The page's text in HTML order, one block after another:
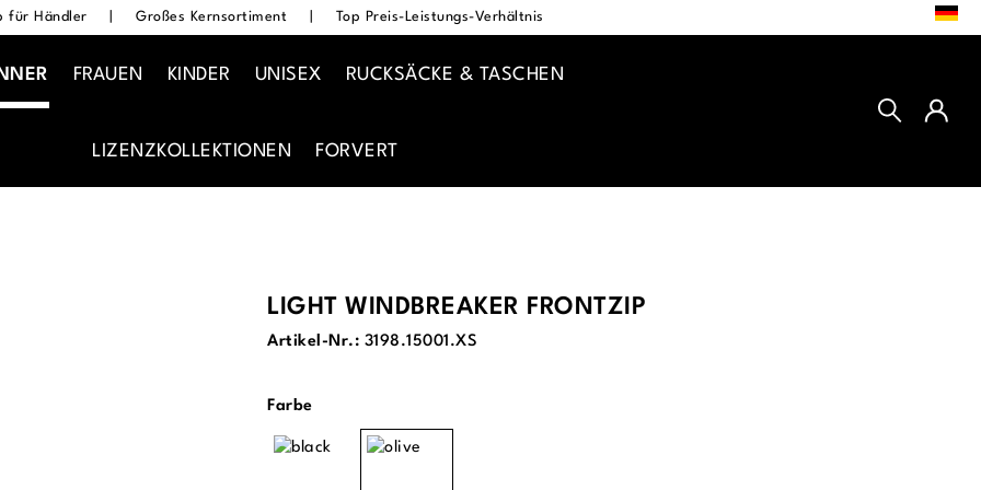
für Händler Großes Kernsortiment Top Preis-Leistungs-Verhältnis
FRAUEN KINDER UNISEX RUCKSÄCKE & TASCHEN
LIZENZKOLLEKTIONEN FORVERT
LIGHT WINDBREAKER FRONTZIP
Artikel-Nr.: 3198.15001.XS
Farbeauswählen